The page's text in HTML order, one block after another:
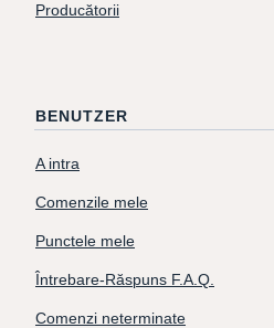
Producătorii
BENUTZER
A intra
Comenzile mele
Punctele mele
Întrebare-Răspuns F.A.Q.
Comenzi neterminate